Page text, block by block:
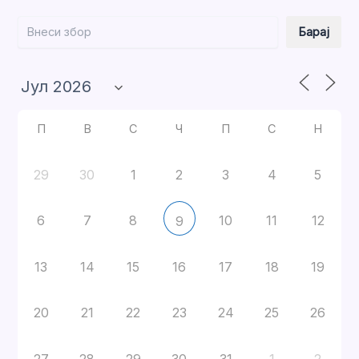
Барај
П В С Ч П С Н
29 30 1 2 3 4 5
6 7 8 9 10 11 12
13 14 15 16 17 18 19
20 21 22 23 24 25 26